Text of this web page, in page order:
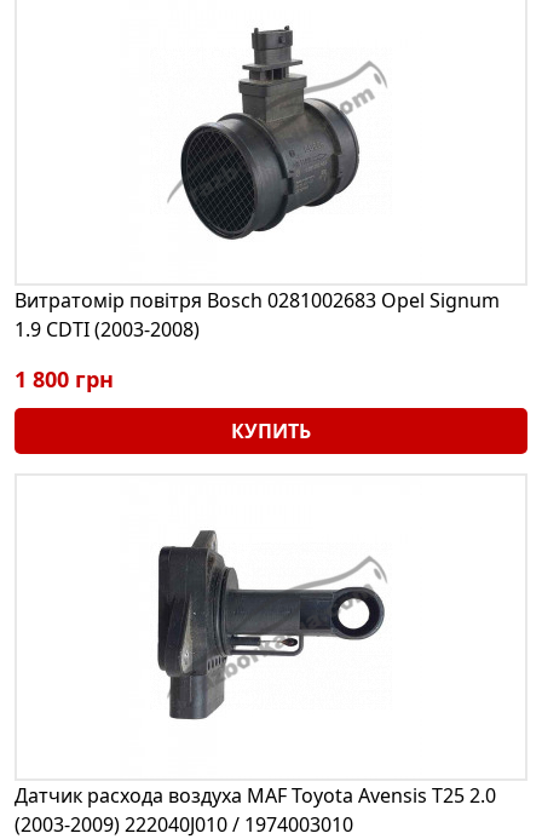
Витратомір повітря Bosch 0281002683 Opel Signum
1.9 CDTI (2003-2008)
1 800 грн
КУПИТЬ
Датчик расхода воздуха MAF Toyota Avensis T25 2.0
(2003-2009) 222040J010 / 1974003010